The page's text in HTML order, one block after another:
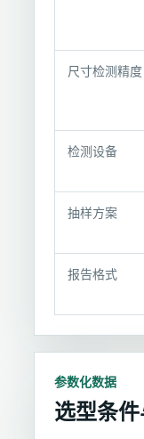
数
条
件
尺寸检测精度
检测设备
抽样方案
报告格式
参数化数据
选型条